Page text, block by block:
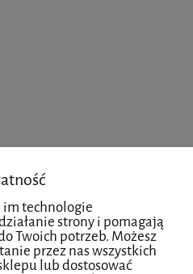
technologie
strony i pomagają
Twoich potrzeb. Możesz
przez nas wszystkich
lub dostosować